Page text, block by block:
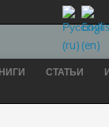
СТАТЬИ